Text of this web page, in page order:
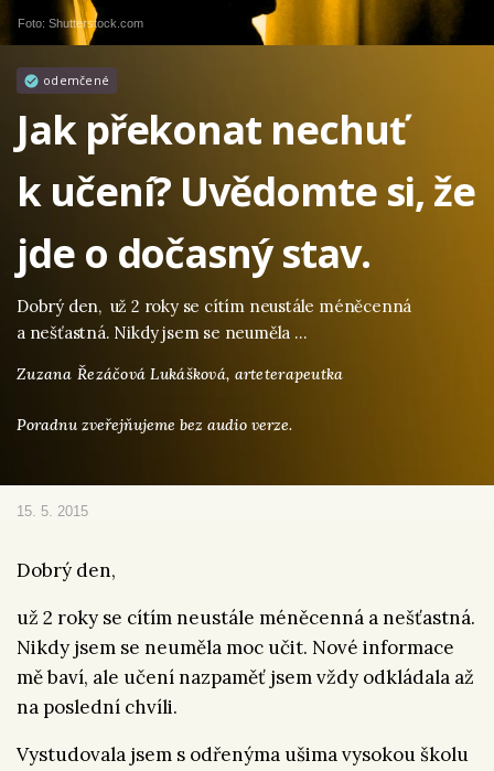
Foto: Shutterstock.com
odemčené
Jak překonat nechuť
k učení? Uvědomte si, že
jde o dočasný stav.
Dobrý den, už 2 roky se cítím neustále méněcenná
a nešťastná. Nikdy jsem se neuměla …
Zuzana Řezáčová Lukášková, arteterapeutka
Poradnu zveřejňujeme bez audio verze.
15. 5. 2015
Dobrý den,
už 2 roky se cítím neustále méněcenná a nešťastná.
Nikdy jsem se neuměla moc učit. Nové informace
mě baví, ale učení nazpaměť jsem vždy odkládala až
na poslední chvíli.
Vystudovala jsem s odřenýma ušima vysokou školu